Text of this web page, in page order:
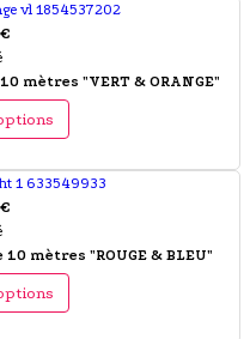
"VERT & ORANGE"
mètres "ROUGE & BLEU"